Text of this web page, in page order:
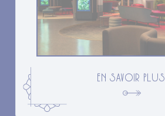
EN SAVOIR PLUS